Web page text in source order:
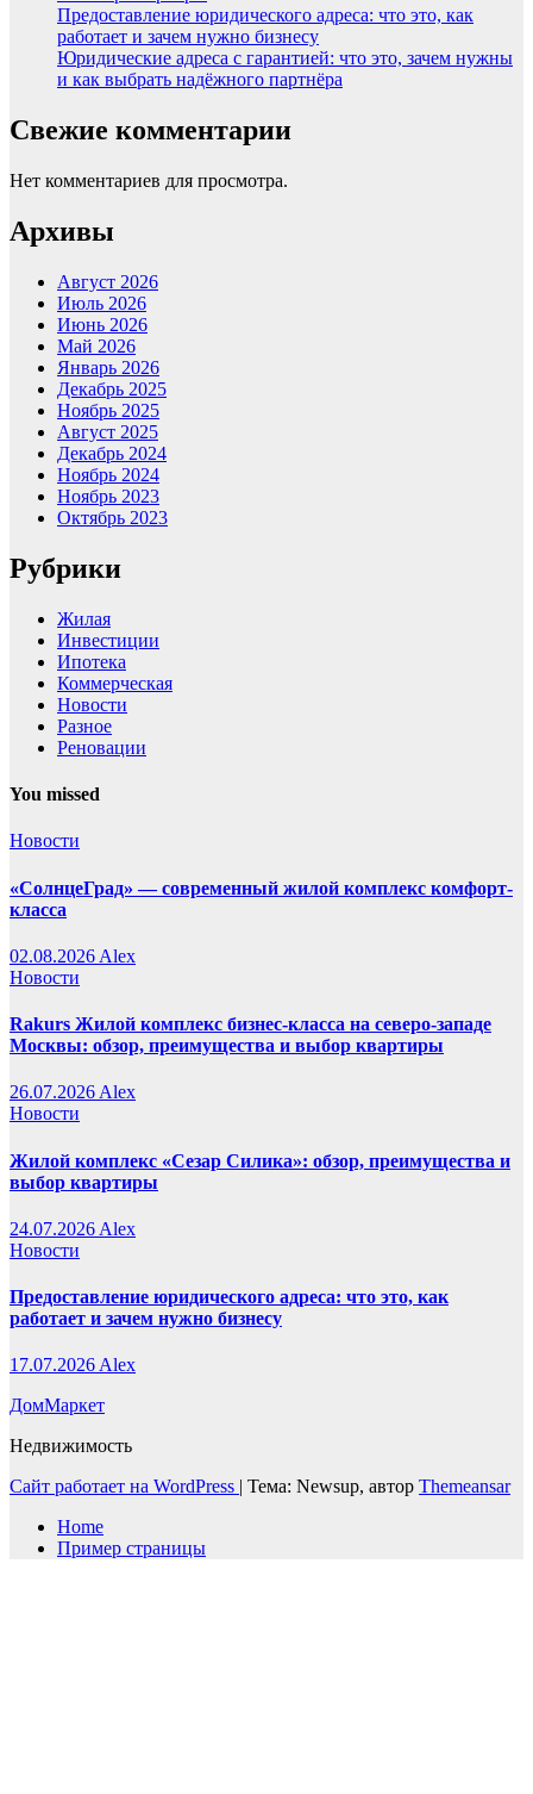
Предоставление юридического адреса: что это, как
работает и зачем нужно бизнесу
Юридические адреса с гарантией: что это, зачем нужны
и как выбрать надёжного партнёра
Свежие комментарии
Нет комментариев для просмотра.
Архивы
Август 2026
Июль 2026
Июнь 2026
Май 2026
Январь 2026
Декабрь 2025
Ноябрь 2025
Август 2025
Декабрь 2024
Ноябрь 2024
Ноябрь 2023
Октябрь 2023
Рубрики
Жилая
Инвестиции
Ипотека
Коммерческая
Новости
Разное
Реновации
You missed
Новости
«СолнцеГрад» — современный жилой комплекс комфорт-
класса
02.08.2026 Alex
Новости
Rakurs Жилой комплекс бизнес-класса на северо-западе
Москвы: обзор, преимущества и выбор квартиры
26.07.2026Alex
Новости
Жилой комплекс «Сезар Силика»: обзор, преимущества и
выбор квартиры
24.07.2026 Alex
Новости
Предоставление юридического адреса: что это, как
работает и зачем нужно бизнесу
17.07.2026Alex
ДомМаркет
Недвижимость
Сайт работает на WordPress
Тема: Newsup, автор Themeansar
Home
Пример страницы